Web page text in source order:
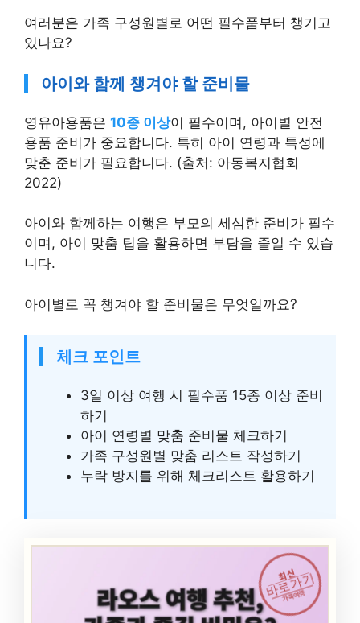
여러분은 가족 구성원별로 어떤 필수품부터 챙기고
있나요?
아이와 함께 챙겨야 할 준비물
영유아용품은 10종 이상이 필수이며, 아이별 안전
용품 준비가 중요합니다. 특히 아이 연령과 특성에
맞춘 준비가 필요합니다. (출처: 아동복지협회
2022)
아이와 함께하는 여행은 부모의 세심한 준비가 필수
이며, 아이 맞춤 팁을 활용하면 부담을 줄일 수 있습
니다.
아이별로 꼭 챙겨야 할 준비물은 무엇일까요?
체크 포인트
3일 이상 여행 시 필수품 15종 이상 준비
하기
아이 연령별 맞춤 준비물 체크하기
가족 구성원별 맞춤 리스트 작성하기
누락 방지를 위해 체크리스트 활용하기
최신
바로가기
가족여행